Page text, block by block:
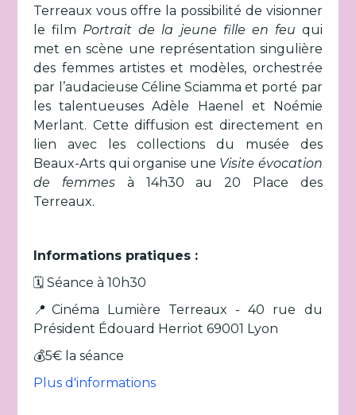
Terreaux vous offre la possibilité de visionner
le film Portrait de la jeune fille en feu qui
met en scène une représentation singulière
des femmes artistes et modèles, orchestrée
par l’audacieuse Céline Sciamma et porté par
les talentueuses Adèle Haenel et Noémie
Merlant. Cette diffusion est directement en
lien avec les collections du musée des
Beaux-Arts qui organise une Visite évocation
de femmes à 14h30 au 20 Place des
Terreaux.
Informations pratiques :
🗓️ Séance à 10h30
📍Cinéma Lumière Terreaux - 40 rue du
Président Édouard Herriot 69001 Lyon
💰5€ la séance
Plus d'informations